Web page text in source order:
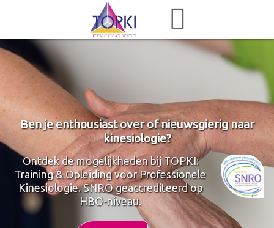
Ben je enthousiast over of nieuwsgierig naar
kinesiologie?
Ontdek de mogelijkheden bij TOPKI:
Training & Opleiding voor Professionele
Kinesiologie. SNRO geaccrediteerd op
HBO-niveau.